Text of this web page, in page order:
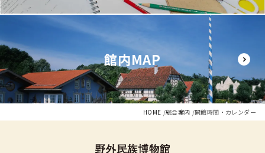
館内MAP
HOME 総合案内 開館時間・カレンダー